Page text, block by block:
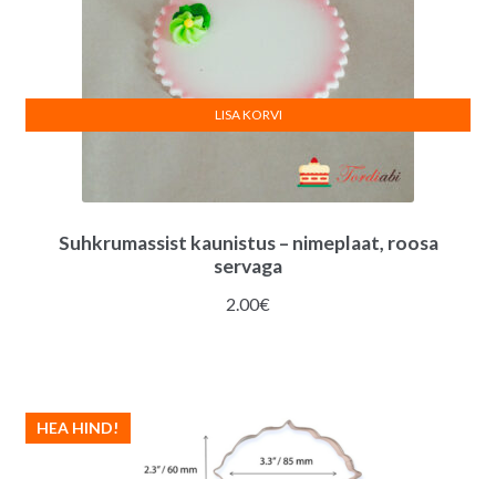
Suhkrumassist kaunistus – nimeplaat, roosa
servaga
2.00€
LISA KORVI
HEA HIND!